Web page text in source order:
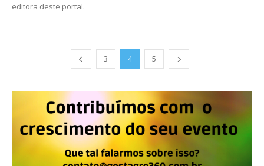
editora deste portal.
3 4 5